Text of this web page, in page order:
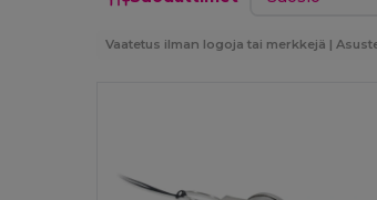
Vaatetus ilman logoja tai merkkejä |